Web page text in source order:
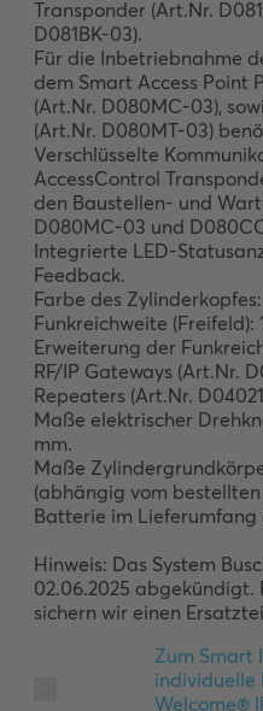
Transponder (Art.Nr.
D081BK-03).
Für die Inbetriebnahme
dem Smart Access Point
(Art.Nr. D080MC-03),
(Art.Nr. D080MT-03)
Verschlüsselte
AccessControl
den Baustellen- und
D080MC-03 und
Integrierte LED-
Feedback.
Farbe des
Funkreichweite (Freifeld):
Erweiterung der
RF/IP Gateways (Art.Nr.
Repeaters (Art.Nr.
Maße elektrischer
mm.
Maße
(abhängig vom bestellten
Batterie im Lieferumfang
Hinweis: Das System
02.06.2025 abgekündigt.
sichern wir einen